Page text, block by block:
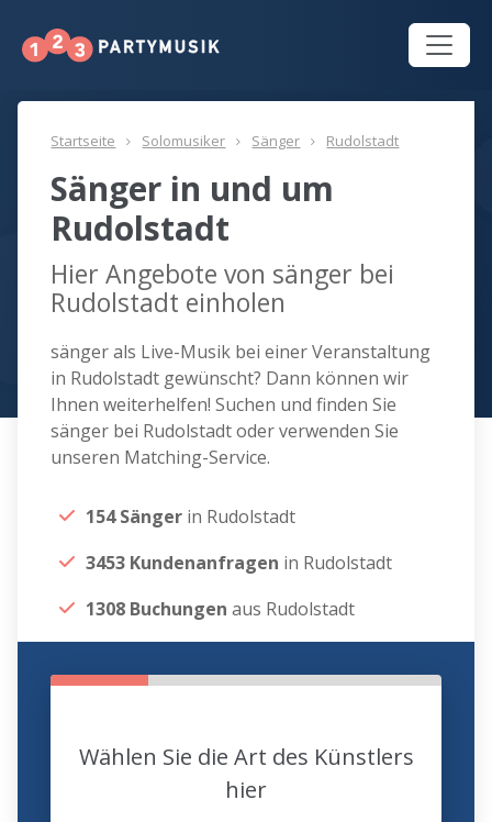
Startseite Solomusiker Sänger Rudolstadt
Sänger in und um
Rudolstadt
Hier Angebote von sänger bei
Rudolstadt einholen
sänger als Live-Musik bei einer Veranstaltung
in Rudolstadt gewünscht? Dann können wir
Ihnen weiterhelfen! Suchen und finden Sie
sänger bei Rudolstadt oder verwenden Sie
unseren Matching-Service.
154 Sänger in Rudolstadt
3453 Kundenanfragen in Rudolstadt
1308 Buchungen aus Rudolstadt
Wählen Sie die Art des Künstlers
hier